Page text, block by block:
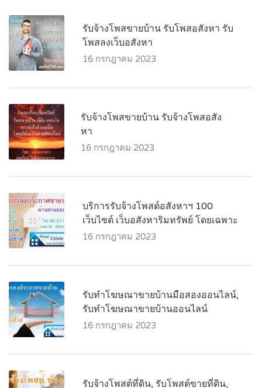
รับจ้างโพสขายบ้าน รับโพสอสังหา รับ
โพสลงเว็บอสังหา
16 กรกฎาคม 2023
รับจ้างโพสขายบ้าน รับจ้างโพสอสัง
หา
16 กรกฎาคม 2023
บริการรับจ้างโพสต์อสังหาฯ 100
เว็บไซต์ เว็บอสังหาริมทรัพย์ โดยเฉพาะ
16 กรกฎาคม 2023
รับทำโฆษณาขายบ้านมือสองออนไลน์,
รับทำโฆษณาขายบ้านออนไลน์
16 กรกฎาคม 2023
รับจ้างโพสต์ที่ดิน, รับโพสต์ขายที่ดิน,